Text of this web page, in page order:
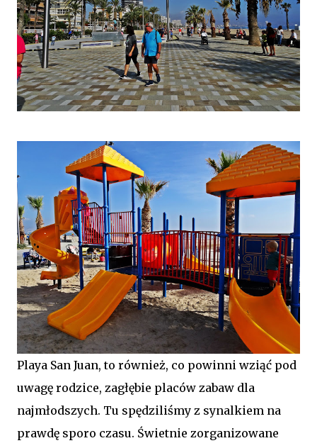
Playa San Juan, to również, co powinni wziąć pod
uwagę rodzice, zagłębie placów zabaw dla
najmłodszych. Tu spędziliśmy z synalkiem na
prawdę sporo czasu. Świetnie zorganizowane